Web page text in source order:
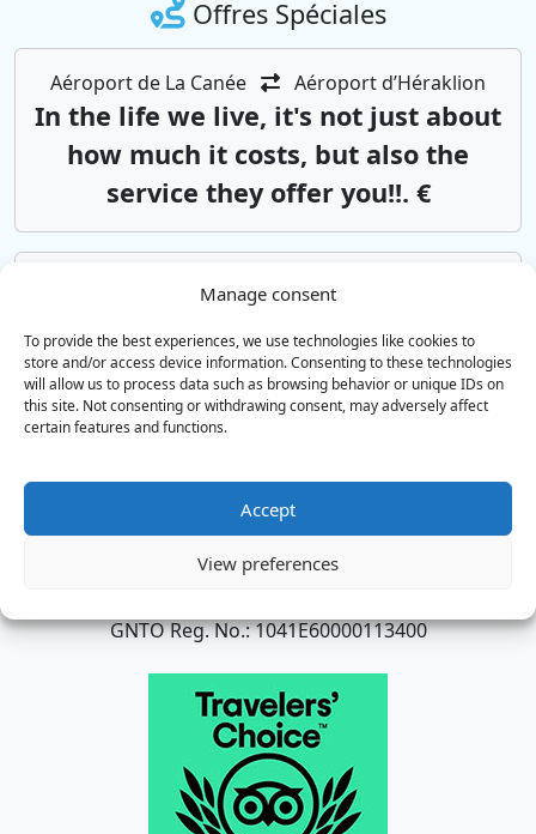
Manage consent
To provide the best experiences, we use technologies like cookies to
store and/or access device information. Consenting to these technologies
will allow us to process data such as browsing behavior or unique IDs on
this site. Not consenting or withdrawing consent, may adversely affect
certain features and functions.
Accept
View preferences
Offres Spéciales
Aéroport de La Canée Aéroport d’Héraklion
In the life we ​​live, it's not just about
how much it costs, but also the
service they offer you!!. €
Aéroport de La Canée Réthymnon
Aéroport d’Héraklion Réthymnon
SERVICE DE TAXI & MINI BUS
GNTO Reg. No.: 1041E60000113400